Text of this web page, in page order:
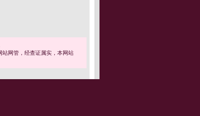
站网管，经查证属实，本网站